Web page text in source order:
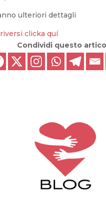
ulteriori dettagli
clicka quí
Condividi questo